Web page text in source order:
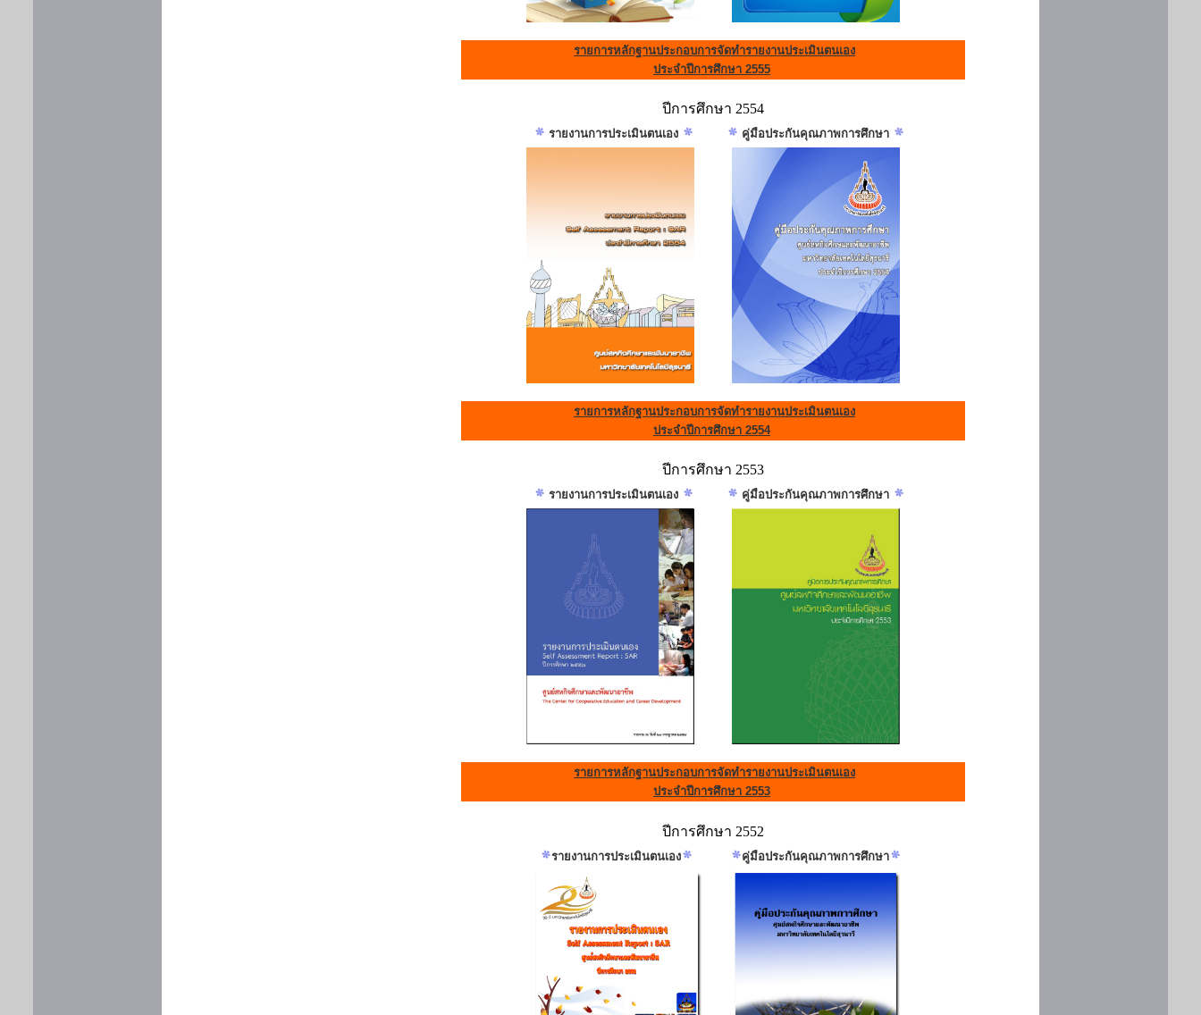
รายการหลักฐานประกอบการจัดทำรายงานประเมินตนเอง
ประจำปีการศึกษา 2555
ปีการศึกษา 2554
รายงานการประเมินตนเอง คู่มือประกันคุณภาพการศึกษา
รายการหลักฐานประกอบการจัดทำรายงานประเมินตนเอง
ประจำปีการศึกษา 2554
ปีการศึกษา 2553
รายงานการประเมินตนเอง คู่มือประกันคุณภาพการศึกษา
รายการหลักฐานประกอบการจัดทำรายงานประเมินตนเอง
ประจำปีการศึกษา 2553
ปีการศึกษา 2552
รายงานการประเมินตนเอง คู่มือประกันคุณภาพการศึกษา